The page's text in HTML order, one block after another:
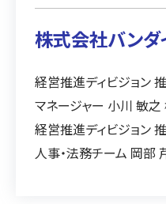
株式会社バンダ
経営推進ディビジョン
マネージャー 小川 敏之
経営推進ディビジョン
人事・法務チーム 岡部